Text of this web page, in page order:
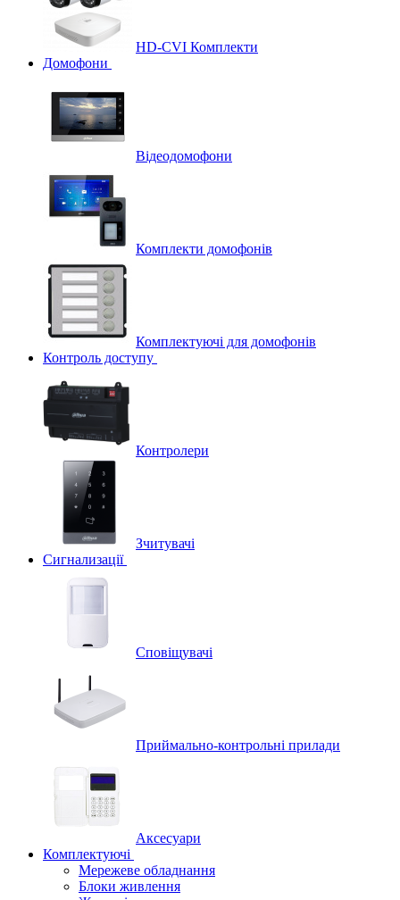
HD-CVI Комплекти
Домофони
Відеодомофони
Комплекти домофонів
Комплектуючі для домофонів
Контроль доступу
Контролери
Зчитувачі
Сигнализації
Сповіщувачі
Приймально-контрольні прилади
Аксесуари
Комплектуючі
Мережеве обладнання
Блоки живлення